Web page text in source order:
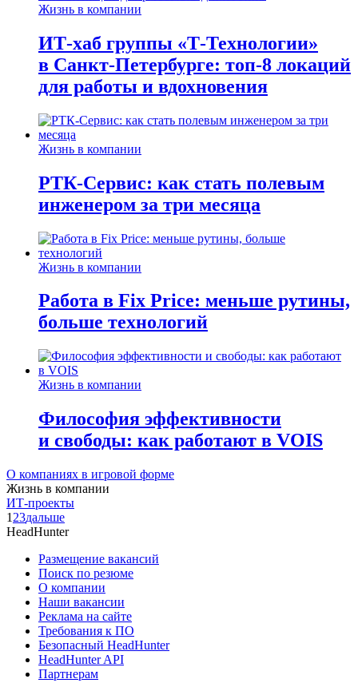
Жизнь в компании
ИТ-хаб группы «Т-Технологии»
в Санкт-Петербурге: топ-8 локаций
для работы и вдохновения
Жизнь в компании
РТК-Сервис: как стать полевым
инженером за три месяца
Жизнь в компании
Работа в Fix Price: меньше рутины,
больше технологий
Жизнь в компании
Философия эффективности
и свободы: как работают в VOIS
О компаниях в игровой форме
Жизнь в компании
ИТ-проекты
1 23дальше
HeadHunter
Размещение вакансий
Поиск по резюме
О компании
Наши вакансии
Реклама на сайте
Требования к ПО
Безопасный HeadHunter
HeadHunter API
Партнерам